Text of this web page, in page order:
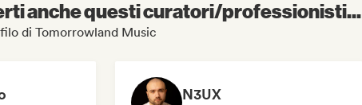
anche questi curatori/professionisti...
di Tomorrowland Music
N3UX